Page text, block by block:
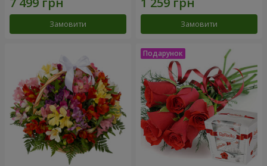
Замовити Замовити